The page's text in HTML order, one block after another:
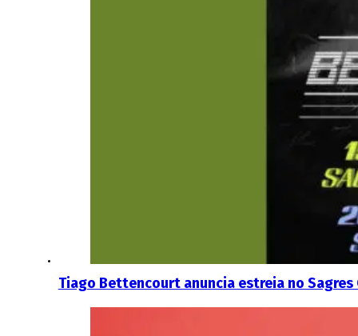
Tiago Bettencourt anuncia estreia no Sagres